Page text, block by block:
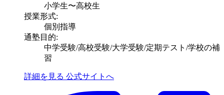
小学生〜高校生
授業形式:
個別指導
通塾目的:
中学受験/高校受験/大学受験/定期テスト/学校の補
習
詳細を見る 公式サイトへ